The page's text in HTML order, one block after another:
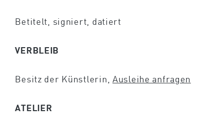
Betitelt, signiert, datiert
VERBLEIB
Besitz der Künstlerin, Ausleihe anfragen
ATELIER